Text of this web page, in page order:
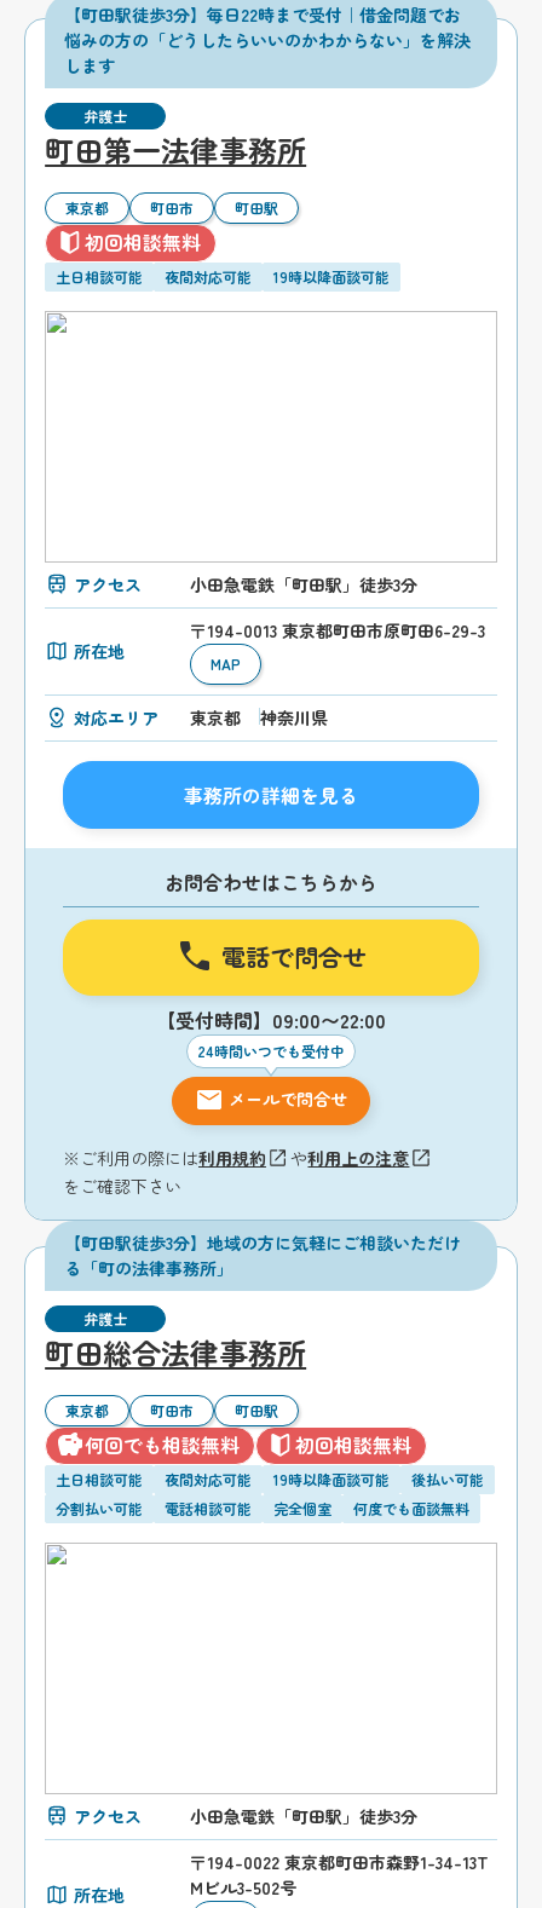
【町田駅徒歩3分】毎日22時まで受付｜借金問題でお
悩みの方の「どうしたらいいのかわからない」を解決
します
弁護士
町田第一法律事務所
東京都 町田市 町田駅
初回相談無料
土日相談可能 夜間対応可能 19時以降面談可能
アクセス 小田急電鉄「町田駅」徒歩3分
所在地
〒194-0013 東京都町田市原町田6-29-3
MAP
対応エリア 東京都 神奈川県
事務所の詳細を見る
お問合わせはこちらから
電話で問合せ
【受付時間】09:00〜22:00
24時間いつでも受付中
メールで問合せ
※ご利用の際には利用規約 や利用上の注意
をご確認下さい
【町田駅徒歩3分】地域の方に気軽にご相談いただけ
る「町の法律事務所」
弁護士
町田総合法律事務所
東京都 町田市 町田駅
何回でも相談無料 初回相談無料
土日相談可能 夜間対応可能 19時以降面談可能
後払い可能
分割払い可能
電話相談可能 完全個室 何度でも面談無料
アクセス 小田急電鉄「町田駅」徒歩3分
所在地
〒194-0022 東京都町田市森野1-34-13T
Mビル3-502号